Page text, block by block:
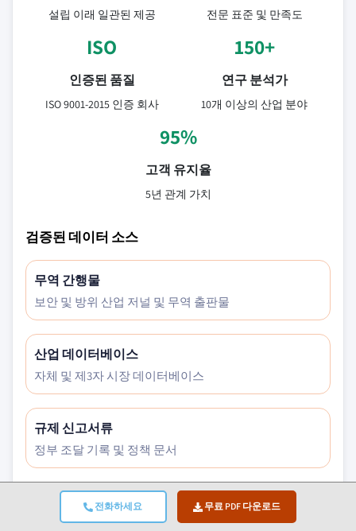
전화하세요 무료 PDF 다운로드
설립 이래 일관된 제공 전문 표준 및 만족도
ISO
인증된 품질
ISO 9001-2015 인증 회사
150+
연구 분석가
10개 이상의 산업 분야
95%
고객 유지율
5년 관계 가치
검증된 데이터 소스
무역 간행물
보안 및 방위 산업 저널 및 무역 출판물
산업 데이터베이스
자체 및 제3자 시장 데이터베이스
규제 신고서류
정부 조달 기록 및 정책 문서
학술 연구
대학 연구 및 전문 기관 보고서